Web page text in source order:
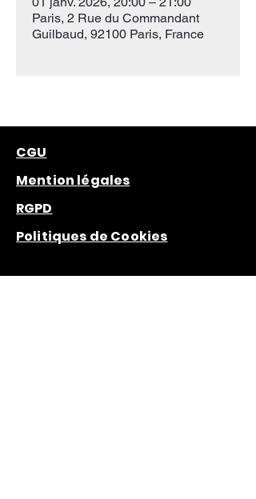
Paris, 2 Rue du Commandant
Guilbaud, 92100 Paris, France
CGU
Mention légales
RGPD
Politiques de Cookies